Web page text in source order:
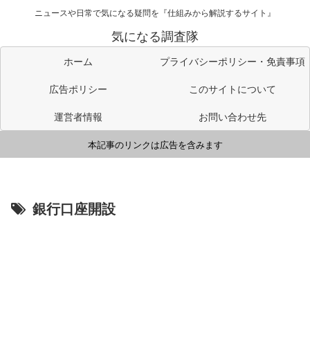
ニュースや日常で気になる疑問を『仕組みから解説するサイト』
気になる調査隊
ホーム
プライバシーポリシー・免責事項
広告ポリシー
このサイトについて
運営者情報
お問い合わせ先
本記事のリンクは広告を含みます
銀行口座開設